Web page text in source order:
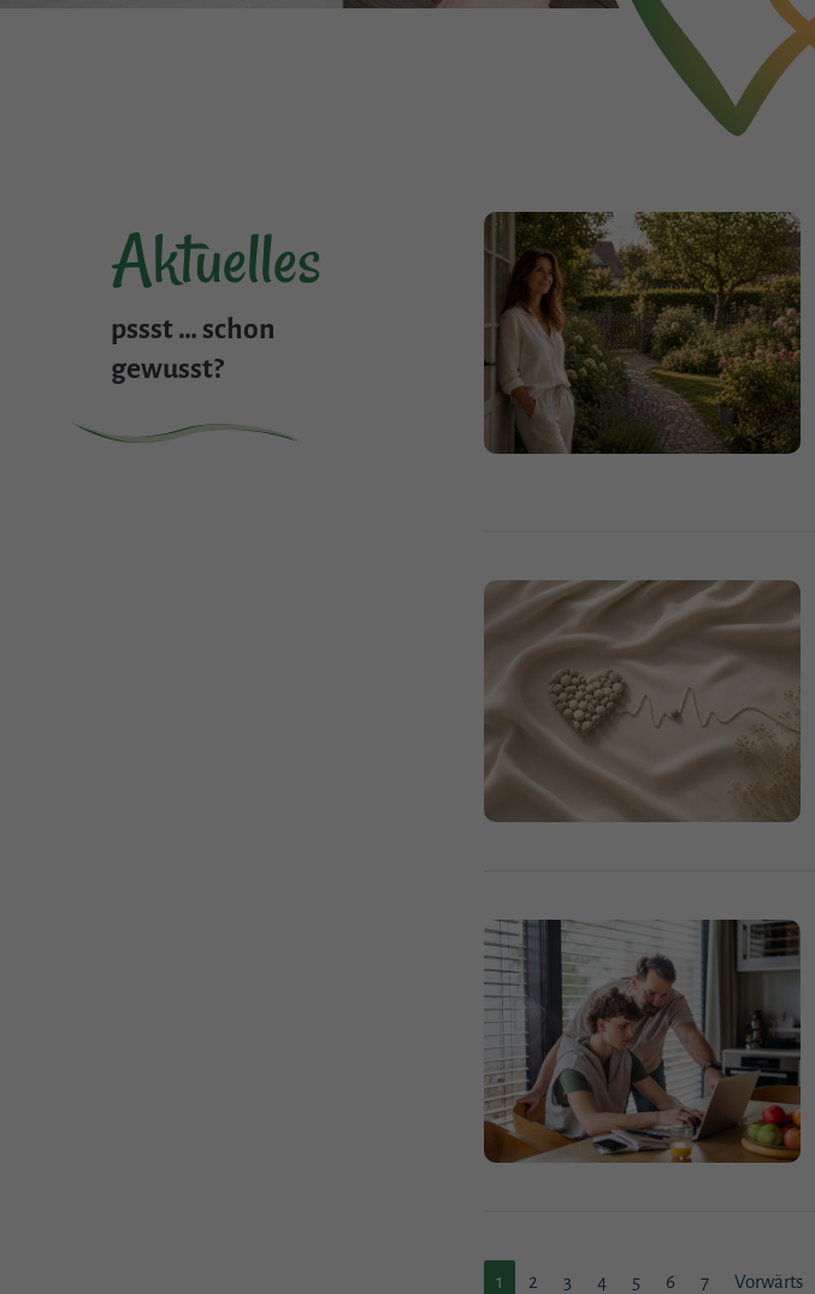
Aktuelles
pssst … schon
gewusst?
1 2 3 4 5 6 7 Vorwärts